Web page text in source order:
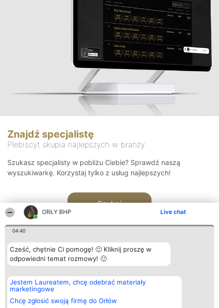
ORŁY BHP Live chat
04:40
Cześć, chętnie Ci pomogę! 🙂 Kliknij proszę w
odpowiedni temat rozmowy! 🙂
Jestem Laureatem, chcę odebrać materiały
marketingowe
Chcę zgłosić swoją firmę do Orłów
Znajdź specjalistę
Plebiscyt skupia najlepszych w branży
Szukasz specjalisty w pobliżu Ciebie? Sprawdź naszą
wyszukiwarkę. Korzystaj tylko z usług najlepszych!
Szukaj
Organizator plebiscytu
Bright Side Solutions sp. z o.
o. sp. k.
ul. Ruska 22
Wrocław 50-079
Plebiscyt
Laureaci
wszystkich
Laureatów
Kontakt
Kontakt